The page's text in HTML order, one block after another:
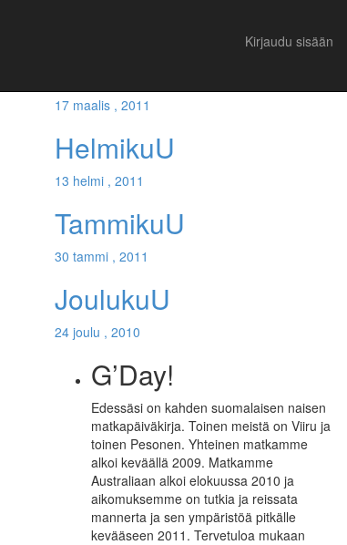
Kirjaudu sisään
17 maalis , 2011
HelmikuU
13 helmi , 2011
TammikuU
30 tammi , 2011
JoulukuU
24 joulu , 2010
G’Day!
Edessäsi on kahden suomalaisen naisen
matkapäiväkirja. Toinen meistä on Viiru ja
toinen Pesonen. Yhteinen matkamme
alkoi keväällä 2009. Matkamme
Australiaan alkoi elokuussa 2010 ja
aikomuksemme on tutkia ja reissata
mannerta ja sen ympäristöä pitkälle
kevääseen 2011. Tervetuloa mukaan